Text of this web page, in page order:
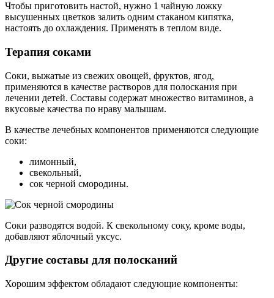
Чтобы приготовить настой, нужно 1 чайную ложку
высушенных цветков залить одним стаканом кипятка,
настоять до охлаждения. Применять в теплом виде.
Терапия соками
Соки, выжатые из свежих овощей, фруктов, ягод,
применяются в качестве растворов для полоскания при
лечении детей. Составы содержат множество витаминов, а
вкусовые качества по нраву малышам.
В качестве лечебных компонентов применяются следующие
соки:
лимонный,
свекольный,
сок черной смородины.
Соки разводятся водой. К свекольному соку, кроме воды,
добавляют яблочный уксус.
Другие составы для полосканий
Хорошим эффектом обладают следующие компоненты: